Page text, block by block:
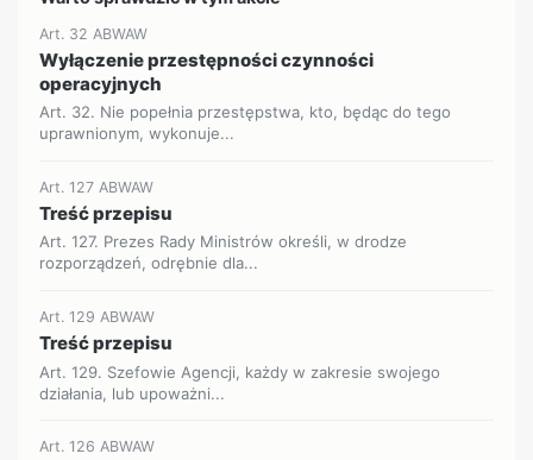
Art. 32 ABWAW
Wyłączenie przestępności czynności
operacyjnych
Art. 32. Nie popełnia przestępstwa, kto, będąc do tego
uprawnionym, wykonuje...
Art. 127 ABWAW
Treść przepisu
Art. 127. Prezes Rady Ministrów określi, w drodze
rozporządzeń, odrębnie dla...
Art. 129 ABWAW
Treść przepisu
Art. 129. Szefowie Agencji, każdy w zakresie swojego
działania, lub upoważni...
Art. 126 ABWAW